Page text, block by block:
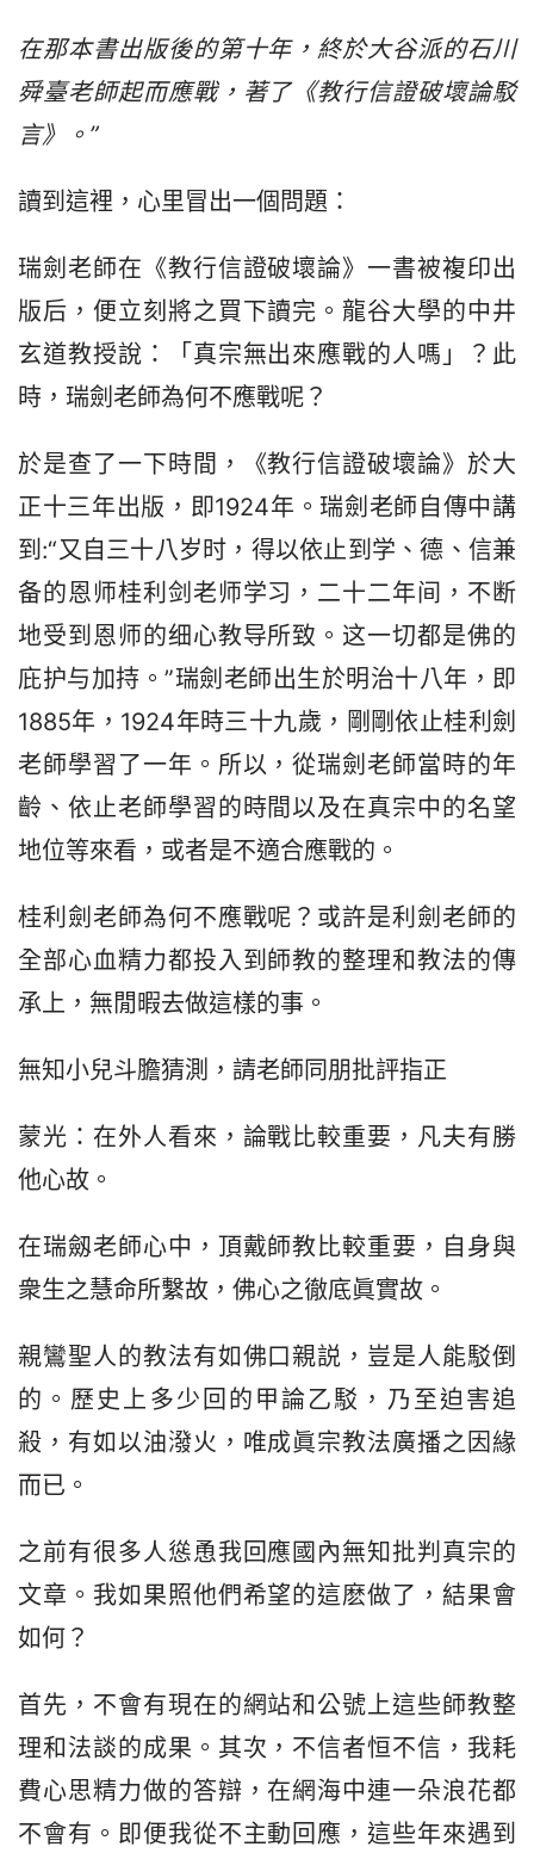
在那本書出版後的第十年，終於大谷派的石川
舜臺老師起而應戰，著了《教行信證破壞論駁
言》。”
讀到這裡，心里冒出一個問題：
瑞劍老師在《教行信證破壞論》一書被複印出
版后，便立刻將之買下讀完。龍谷大學的中井
玄道教授說：「真宗無出來應戰的人嗎」？此
時，瑞劍老師為何不應戰呢？
於是查了一下時間，《教行信證破壞論》於大
正十三年出版，即1924年。瑞劍老師自傳中講
到:“又自三十八岁时，得以依止到学、德、信兼
备的恩师桂利剑老师学习，二十二年间，不断
地受到恩师的细心教导所致。这一切都是佛的
庇护与加持。”瑞劍老師出生於明治十八年，即
1885年，1924年時三十九歲，剛剛依止桂利劍
老師學習了一年。所以，從瑞劍老師當時的年
齡、依止老師學習的時間以及在真宗中的名望
地位等來看，或者是不適合應戰的。
桂利劍老師為何不應戰呢？或許是利劍老師的
全部心血精力都投入到師教的整理和教法的傳
承上，無閒暇去做這樣的事。
無知小兒斗膽猜測，請老師同朋批評指正
蒙光：在外人看來，論戰比較重要，凡夫有勝
他心故。
在瑞劔老師心中，頂戴師教比較重要，自身與
衆生之慧命所繫故，佛心之徹底眞實故。
親鸞聖人的教法有如佛口親説，豈是人能駁倒
的。歷史上多少回的甲論乙駁，乃至迫害追
殺，有如以油潑火，唯成眞宗教法廣播之因緣
而已。
之前有很多人慫恿我回應國內無知批判真宗的
文章。我如果照他們希望的這麽做了，結果會
如何？
首先，不會有現在的網站和公號上這些師教整
理和法談的成果。其次，不信者恒不信，我耗
費心思精力做的答辯，在網海中連一朵浪花都
不會有。即便我從不主動回應，這些年來遇到